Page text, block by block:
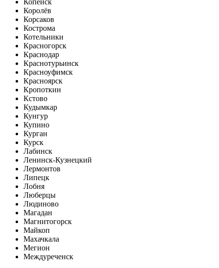
Королёв
Корсаков
Кострома
Котельники
Красногорск
Краснодар
Краснотурьинск
Красноуфимск
Красноярск
Кропоткин
Кстово
Кудымкар
Кунгур
Купино
Курган
Курск
Лабинск
Ленинск-Кузнецкий
Лермонтов
Липецк
Лобня
Люберцы
Людиново
Магадан
Магнитогорск
Майкоп
Махачкала
Мегион
Междуреченск